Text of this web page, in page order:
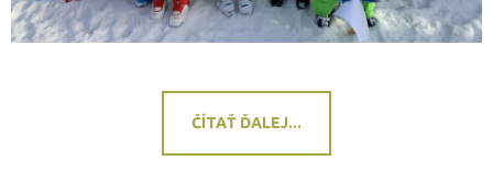
ČÍTAŤ ĎALEJ...